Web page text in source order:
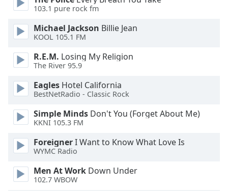
dialog
window.
Escape
cancel
and
close
Text
Color
Opacity
103.1 pure rock fm
Michael Jackson Billie Jean
KOOL 105.1 FM
R.E.M. Losing My Religion
The River 95.9
Eagles Hotel California
BestNetRadio - Classic Rock
Simple Minds Don't You (Forget About Me)
KKNI 105.3 FM
ForeignerI Want to Know What Love Is
WYMC Radio
Men At Work Down Under
102.7 WBOW